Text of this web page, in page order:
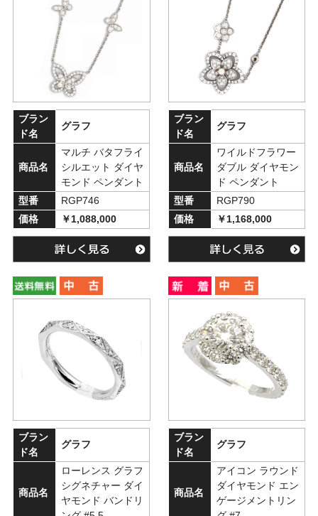
ブラン
ド名
グラフ
商品名
マルチ バタフライ
シルエット ダイヤ
モンド ペンダント
型番
RGP746
価格
￥1,088,000
ブラン
ド名
グラフ
商品名
ワイルドフラワー
ダブル ダイヤモン
ド ペンダント
型番
RGP790
価格
￥1,168,000
ブラン
ド名
グラフ
商品名
ローレンス グラフ
シグネチャー ダイ
ヤモンド バンドリ
ブラン
ド名
グラフ
商品名
アイコン ラウンド
ダイヤモンド エン
ゲージメントリン